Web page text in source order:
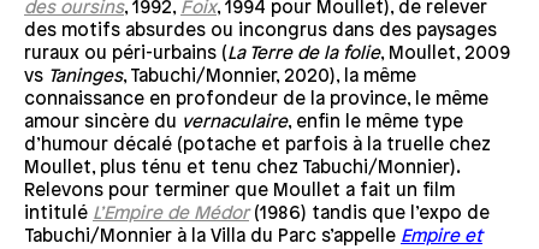
des oursins, 1992, Foix, 1994 pour Moullet), de relever
des motifs absurdes ou incongrus dans des paysages
ruraux ou péri-urbains (La Terre de la folie, Moullet, 2009
vs Taninges, Tabuchi/Monnier, 2020), la même
connaissance en profondeur de la province, le même
amour sincère du vernaculaire, enfin le même type
d’humour décalé (potache et parfois à la truelle chez
Moullet, plus ténu et tenu chez Tabuchi/Monnier).
Relevons pour terminer que Moullet a fait un film
intitulé L’Empire de Médor(1986) tandis que l’expo de
Tabuchi/Monnier à la Villa du Parc s’appelle Empire et